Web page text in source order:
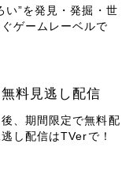
い”を発見・発掘・世
ゲームレーベルで
料見逃し配信
、期間限定で無料配
し配信はTVerで！